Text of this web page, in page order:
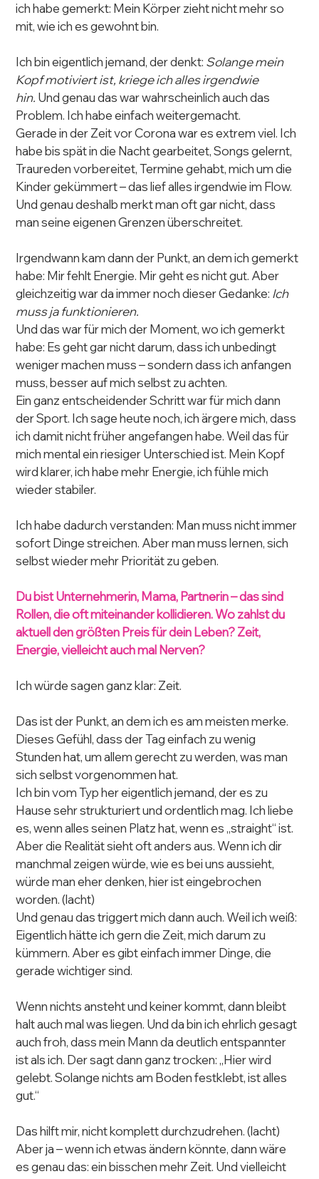
ich habe gemerkt: Mein Körper zieht nicht mehr so
mit, wie ich es gewohnt bin.
Ich bin eigentlich jemand, der denkt: Solange mein
Kopf motiviert ist, kriege ich alles irgendwie
hin. Und genau das war wahrscheinlich auch das
Problem. Ich habe einfach weitergemacht.
Gerade in der Zeit vor Corona war es extrem viel. Ich
habe bis spät in die Nacht gearbeitet, Songs gelernt,
Traureden vorbereitet, Termine gehabt, mich um die
Kinder gekümmert – das lief alles irgendwie im Flow.
Und genau deshalb merkt man oft gar nicht, dass
man seine eigenen Grenzen überschreitet.
Irgendwann kam dann der Punkt, an dem ich gemerkt
habe: Mir fehlt Energie. Mir geht es nicht gut. Aber
gleichzeitig war da immer noch dieser Gedanke: Ich
muss ja funktionieren.
Und das war für mich der Moment, wo ich gemerkt
habe: Es geht gar nicht darum, dass ich unbedingt
weniger machen muss – sondern dass ich anfangen
muss, besser auf mich selbst zu achten.
Ein ganz entscheidender Schritt war für mich dann
der Sport. Ich sage heute noch, ich ärgere mich, dass
ich damit nicht früher angefangen habe. Weil das für
mich mental ein riesiger Unterschied ist. Mein Kopf
wird klarer, ich habe mehr Energie, ich fühle mich
wieder stabiler.
Ich habe dadurch verstanden: Man muss nicht immer
sofort Dinge streichen. Aber man muss lernen, sich
selbst wieder mehr Priorität zu geben.
Du bist Unternehmerin, Mama, Partnerin – das sind
Rollen, die oft miteinander kollidieren. Wo zahlst du
aktuell den größten Preis für dein Leben? Zeit,
Energie, vielleicht auch mal Nerven?
Ich würde sagen ganz klar: Zeit.
Das ist der Punkt, an dem ich es am meisten merke.
Dieses Gefühl, dass der Tag einfach zu wenig
Stunden hat, um allem gerecht zu werden, was man
sich selbst vorgenommen hat.
Ich bin vom Typ her eigentlich jemand, der es zu
Hause sehr strukturiert und ordentlich mag. Ich liebe
es, wenn alles seinen Platz hat, wenn es „straight“ ist.
Aber die Realität sieht oft anders aus. Wenn ich dir
manchmal zeigen würde, wie es bei uns aussieht,
würde man eher denken, hier ist eingebrochen
worden. (lacht)
Und genau das triggert mich dann auch. Weil ich weiß:
Eigentlich hätte ich gern die Zeit, mich darum zu
kümmern. Aber es gibt einfach immer Dinge, die
gerade wichtiger sind.
Wenn nichts ansteht und keiner kommt, dann bleibt
halt auch mal was liegen. Und da bin ich ehrlich gesagt
auch froh, dass mein Mann da deutlich entspannter
ist als ich. Der sagt dann ganz trocken: „Hier wird
gelebt. Solange nichts am Boden festklebt, ist alles
gut.“
Das hilft mir, nicht komplett durchzudrehen. (lacht)
Aber ja – wenn ich etwas ändern könnte, dann wäre
es genau das: ein bisschen mehr Zeit. Und vielleicht